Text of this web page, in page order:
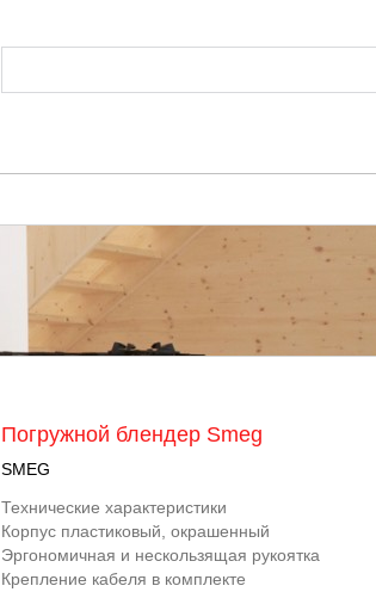
Погружной блендер Smeg
SMEG
Технические характеристики
Корпус пластиковый, окрашенный
Эргономичная и нескользящая рукоятка
Крепление кабеля в комплекте